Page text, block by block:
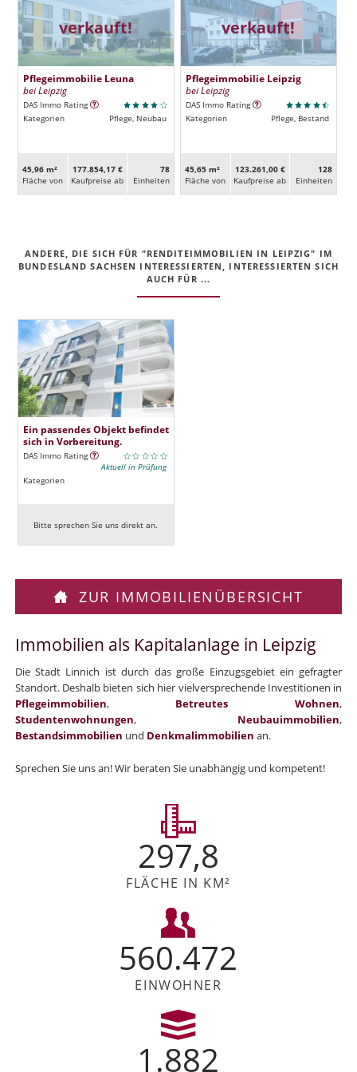
verkauft!
Pflegeimmobilie Leuna
bei Leipzig
DAS Immo Rating
Kategorien
Pflege, Neubau
45,96 m²
Fläche von
177.854,17 €
Kaufpreise ab
78
Ein­heiten
verkauft!
Pflegeimmobilie Leipzig
bei Leipzig
DAS Immo Rating
Kategorien
Pflege, Bestand
45,65 m²
Fläche von
123.261,00 €
Kaufpreise ab
128
Ein­heiten
ANDERE, DIE SICH FÜR "RENDITEIMMOBILIEN IN LEIPZIG" IM
BUNDESLAND SACHSEN INTERESSIERTEN, INTERESSIERTEN SICH
AUCH FÜR ...
Ein passendes Objekt befindet
sich in Vorbereitung.
DAS Immo Rating
Aktuell in Prüfung
Kategorien
Bitte sprechen Sie uns direkt an.
ZUR IMMOBILIENÜBERSICHT
Immobilien als Kapitalanlage in Leipzig
Die Stadt Linnich ist durch das große Einzugsgebiet ein gefragter
Standort. Deshalb bieten sich hier vielversprechende Investitionen in
Pflegeimmobilien, Betreutes Wohnen,
Studentenwohnungen, Neubauimmobilien,
Bestandsimmobilien und Denkmalimmobilien an.
Sprechen Sie uns an! Wir beraten Sie unabhängig und kompetent!
297,8
FLÄCHE IN KM²
560.472
EINWOHNER
1.882